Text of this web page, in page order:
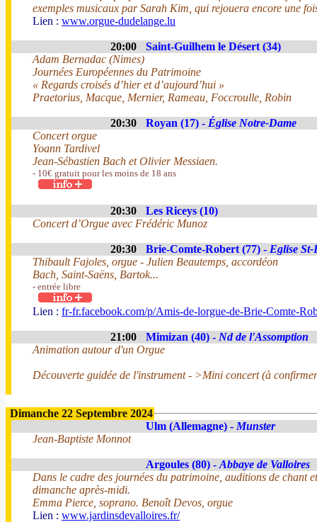
exemples musicaux par Sarah Kim, qui rejouera encore une
Lien : www.orgue-dudelange.lu
20:00
Saint-Guilhem le Désert (34)
Adam Bernadac (Nimes)
Journées Européennes du Patrimoine
« Regards croisés d’hier et d’aujourd’hui »
Praetorius, Macque, Mernier, Rameau, Foccroulle, Robin
20:30 Royan (17) - Église Notre-Dame
Concert orgue
Yoann Tardivel
Jean-Sébastien Bach et Olivier Messiaen.
- 10€ gratuit pour les moins de 18 ans
20:30
Les Riceys (10)
Concert d’Orgue avec Frédéric Munoz
20:30 Brie-Comte-Robert (77) - Eglise
Thibault Fajoles, orgue - Julien Beautemps, accordéon
Bach, Saint-Saëns, Bartok...
- entrée libre
Lien : fr-fr.facebook.com/p/Amis-de-lorgue-de-Brie-Comte-
21:00 Mimizan (40) - Nd de l'Assomption
Animation autour d'un Orgue
Découverte guidée de l'instrument - >Mini concert (à
Dimanche 22 Septembre 2024
Ulm (Allemagne) - Munster
Jean-Baptiste Monnot
Argoules (80) - Abbaye de Valloires
Dans le cadre des journées du patrimoine, auditions de chant
dimanche après-midi.
Emma Pierce, soprano. Benoît Devos, orgue
Lien : www.jardinsdevalloires.fr/